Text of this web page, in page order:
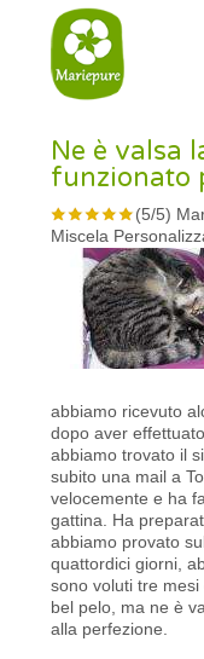
Ne è valsa
funzionato
(5/5)
Miscela
abbiamo ricevuto
dopo aver
abbiamo trovato il
subito una mail a
velocemente e ha
gattina. Ha
abbiamo provato
quattordici giorni,
sono voluti tre
bel pelo, ma ne è
alla perfezione.